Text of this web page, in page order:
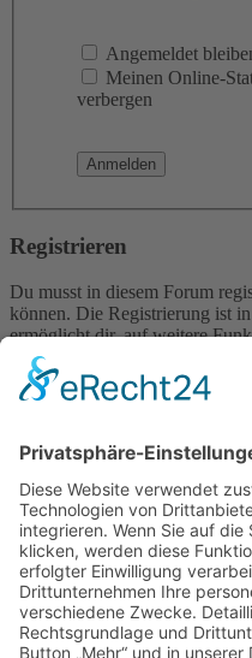
Angemeldet
Meinen Online-
verbergen
Registrieren
Du musst in diesem Forum
können. Die Registrierung ist
ermöglicht dir, auf weitere
Administration kann
Berechtigungen zuweisen.
Nutzungsbedingungen und die
wenn du dich in diesem Board
Nutzungsbedingungen|
Registrieren
Foren-Übersicht
Alle Zeiten sind
Alle Cookies löschen